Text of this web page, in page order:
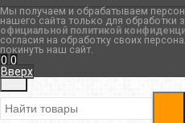
Мы получаем и обрабатываем
нашего сайта только для обработки
официальной политикой
согласия на обработку своих
покинуть наш сайт.
0 0
Вверх